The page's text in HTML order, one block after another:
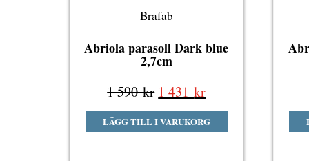
Brafab
Abriola parasoll Dark blue
2,7cm
1 590kr Det
ursprungliga
priset
1 431krDet
nuvarande
priset
LÄGG TILL I VARUKORG